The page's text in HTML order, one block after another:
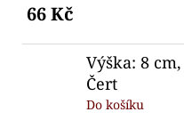
66 Kč
Výška: 8
Čert
Do košíku